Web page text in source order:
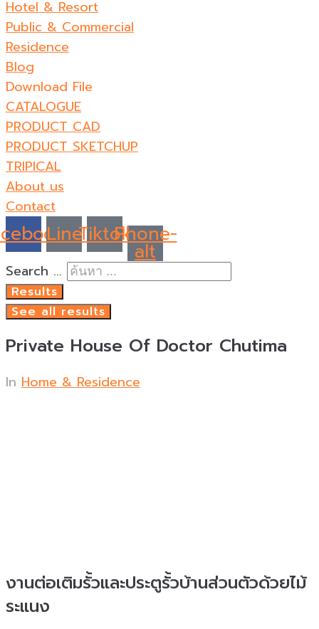
Hotel & Resort
Public & Commercial
Residence
Blog
Download File
CATALOGUE
PRODUCT CAD
PRODUCT SKETCHUP
TRIPICAL
About us
Contact
LineTiktokPhone-
alt
Search ...
Results
See all results
Private House Of Doctor Chutima
In Home & Residence
งานต่อเติมรั้วและประตูรั้วบ้านส่วนตัวด้วยไม้
ระแนง